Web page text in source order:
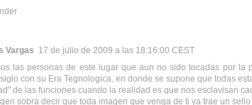
Vargas 17 de julio de 2009 a las 18:16:00 CEST
las personas de este lugar que aun no sido tocadas por la
con su Era Tegnologica, en donde se supone que todas
de las funciones cuando la realidad es que nos esclavisan
sobra decir que toda imagen que venga de ti ya trae un